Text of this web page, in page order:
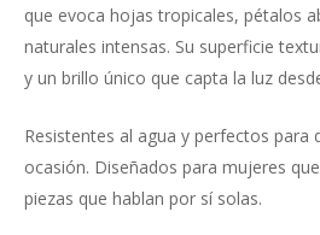
que evoca hojas tropicales, pétalos
naturales intensas. Su superficie
y un brillo único que capta la luz
Resistentes al agua y perfectos para
ocasión. Diseñados para mujeres
piezas que hablan por sí solas.